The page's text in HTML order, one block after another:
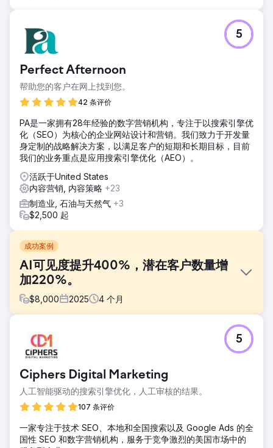
Perfect Afternoon
帮助您的客户在网上找到您。
42 条评价
5
PA是一家拥有28年经验的数字营销机构，专注于以搜索引擎优
化（SEO）为核心的企业网站设计和营销。我们致力于开发量
身定制的战略解决方案，以满足客户的短期和长期目标，目前
我们的业务重点是应用搜索引擎优化（AEO）。
活跃于United States
内容营销, 内容策略 +23
制造业, 石油与天然气 +3
$2,500 起
成功案例
AI可见度提升400%，潜在客户数量增
加220%。
$8,000 2025 4 个月
客户没有出现在人工智能生成的答案中，而他们的竞争对手却
出现了，并在 LLM 中被引用。
解决方案
我们独有的AI曝光增长服务，深入研究了客户竞争对手提及和
引用的关键词、主题和关键提示，而我们的客户却未能出现在
其中。凭借我们专业的SEO和内容营销能力，以及独特的LLM
题，从而在AI生成的答案中为客户打造战略性排名。
Ciphers Digital Marketing
人工智能驱动的搜索引擎优化，人工审核的结果。
107 条评价
5
一家专注于技术 SEO、本地和全国搜索以及 Google Ads 的全
国性 SEO 和数字营销机构，服务于竞争激烈的美国市场中的